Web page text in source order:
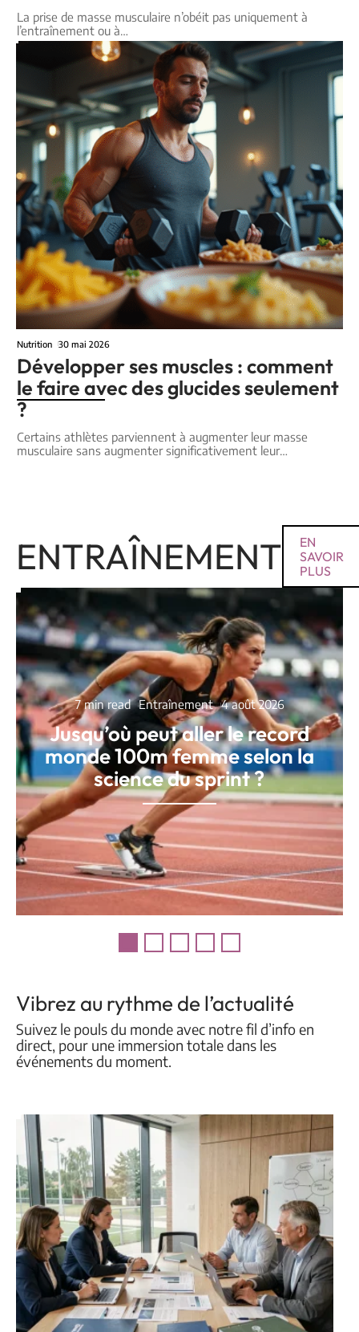
La prise de masse musculaire n’obéit pas uniquement à
l’entraînement ou à
Nutrition 30 mai 2026
Développer ses muscles : comment
le faire avec des glucides seulement
?
Certains athlètes parviennent à augmenter leur masse
musculaire sans augmenter significativement leur…
ENTRAÎNEMENT
EN
SAVOIR
PLUS
7 min read Entraînement 4 août 2026
Jusqu’où peut aller le record
monde 100m femme selon la
science du sprint ?
Vibrez au rythme de l’actualité
Suivez le pouls du monde avec notre fil d’info en
direct, pour une immersion totale dans les
événements du moment.